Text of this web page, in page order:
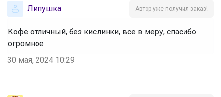
Липушка Автор уже получил заказ!
Кофе отличный, без кислинки, все в меру, спасибо
огромное
30 мая, 2024 10:29